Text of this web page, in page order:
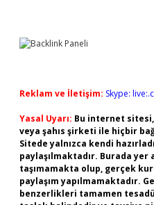
Reklam ve İletişim: Skype:
Yasal Uyarı: Bu internet
veya şahıs şirketi ile hiçbir
Sitede yalnızca kendi
paylaşılmaktadır. Burada
taşımamakta olup, gerçek
paylaşım yapılmamaktadır.
benzerlikleri tamamen